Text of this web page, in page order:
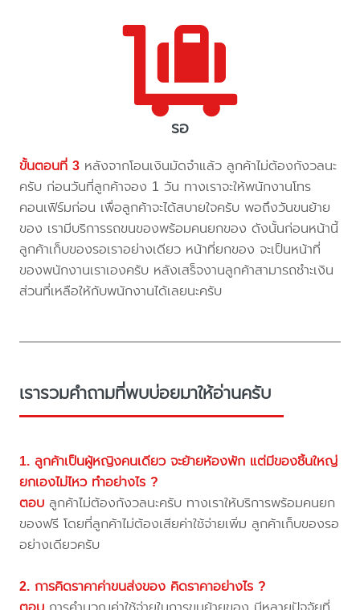
รอ
ขั้นตอนที่ 3 หลังจากโอนเงินมัดจำแล้ว ลูกค้าไม่ต้องกังวลนะ
ครับ ก่อนวันที่ลูกค้าจอง 1 วัน ทางเราจะให้พนักงานโทร
คอนเฟิร์มก่อน เพื่อลูกค้าจะได้สบายใจครับ พอถึงวันขนย้าย
ของ เรามีบริการรถขนของพร้อมคนยกของ ดังนั้นก่อนหน้านี้
ลูกค้าเก็บของรอเราอย่างเดียว หน้าที่ยกของ จะเป็นหน้าที่
ของพนักงานเราเองครับ หลังเสร็จงานลูกค้าสามารถชำะเงิน
ส่วนที่เหลือให้กับพนักงานได้เลยนะครับ
เรารวมคำถามที่พบบ่อยมาให้อ่านครับ
1. ลูกค้าเป็นผู้หญิงคนเดียว จะย้ายห้องพัก แต่มีของชิ้นใหญ่
ยกเองไม่ไหว ทำอย่างไร ?
ตอบ ลูกค้าไม่ต้องกังวลนะครับ ทางเราให้บริการพร้อมคนยก
ของฟรี โดยที่ลูกค้าไม่ต้องเสียค่าใช้จ่ายเพิ่ม ลูกค้าเก็บของรอ
อย่างเดียวครับ
2. การคิดราคาค่าขนส่งของ คิดราคาอย่างไร ?